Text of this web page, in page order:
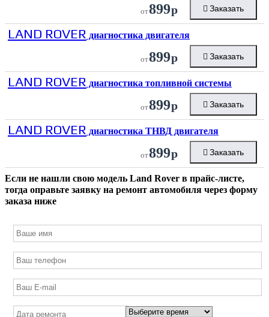
от899р Заказать
LAND ROVER диагностика двигателя
от899р Заказать
LAND ROVER диагностика топливной системы
от899р Заказать
LAND ROVER диагностика ТНВД двигателя
от899р Заказать
Если не нашли свою модель Land Rover в прайс-листе,
тогда оправьте заявку на ремонт автомобиля через форму
заказа ниже